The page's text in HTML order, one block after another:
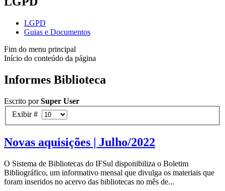
LGPD
Guias e Documentos
Fim do menu principal
Início do conteúdo da página
Informes Biblioteca
Escrito porSuper User
Exibir #
Novas aquisições | Julho/2022
O Sistema de Bibliotecas do IFSul disponibiliza o Boletim
Bibliográfico, um informativo mensal que divulga os materiais que
foram inseridos no acervo das bibliotecas no mês de...